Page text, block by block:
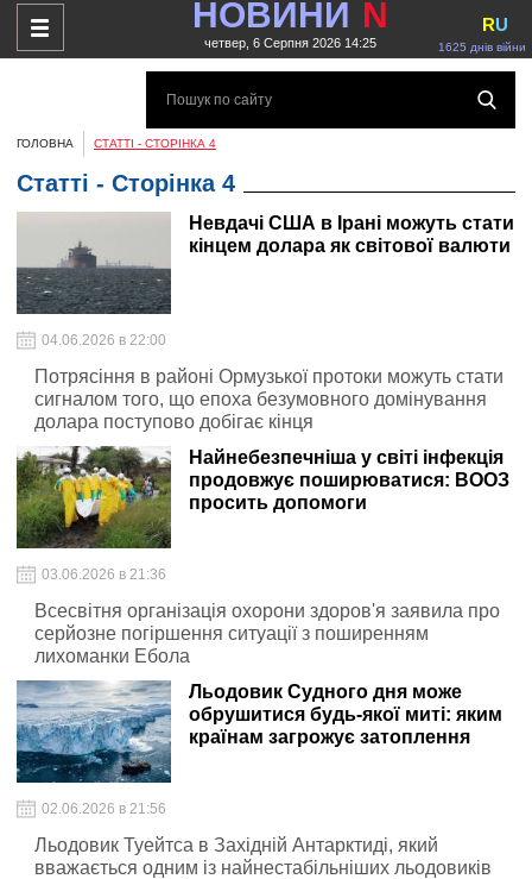
НОВИНИ N
четвер, 6 Серпня 2026 14:25 1625 днів війни
RU
ГОЛОВНА СТАТТІ - СТОРІНКА 4
Статті - Сторінка 4
Невдачі США в Ірані можуть стати
кінцем долара як світової валюти
04.06.2026 в 22:00
Потрясіння в районі Ормузької протоки можуть стати
сигналом того, що епоха безумовного домінування
долара поступово добігає кінця
Найнебезпечніша у світі інфекція
продовжує поширюватися: ВООЗ
просить допомоги
03.06.2026 в 21:36
Всесвітня організація охорони здоров'я заявила про
серйозне погіршення ситуації з поширенням
лихоманки Ебола
Льодовик Судного дня може
обрушитися будь-якої миті: яким
країнам загрожує затоплення
02.06.2026 в 21:56
Льодовик Туейтса в Західній Антарктиді, який
вважається одним із найнестабільніших льодовиків